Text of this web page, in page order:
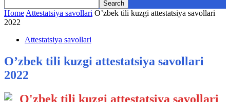
Home Attestatsiya savollari O’zbek tili kuzgi attestatsiya savollari
2022
Attestatsiya savollari
O’zbek tili kuzgi attestatsiya savollari
2022